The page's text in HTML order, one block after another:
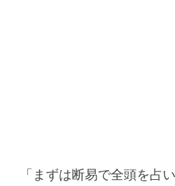
「まずは断易で全頭を占